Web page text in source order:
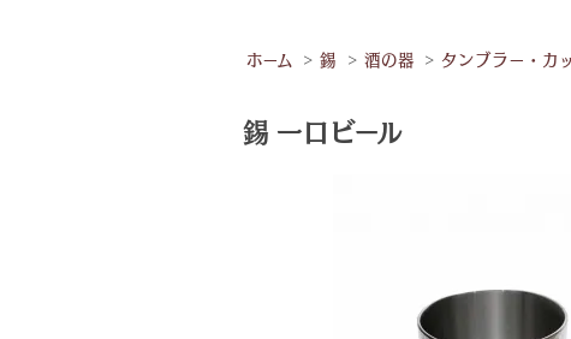
ホーム > 錫 > 酒の器 > タンブラー・カ
錫 一口ビール